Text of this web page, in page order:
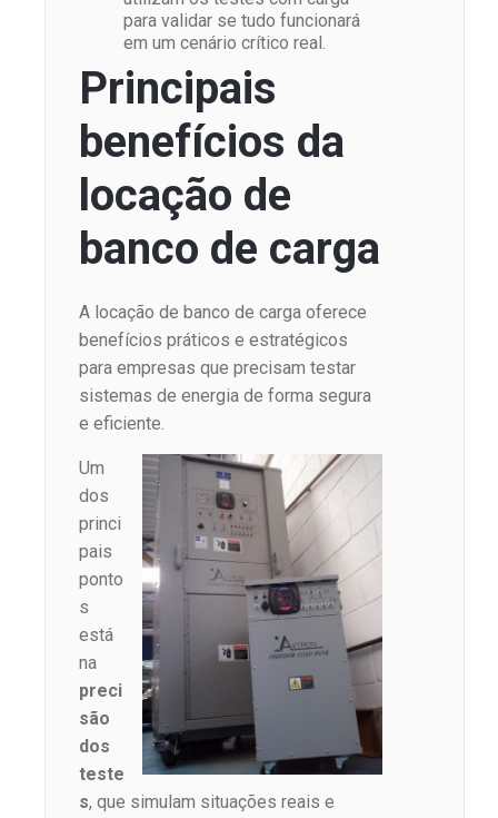
para validar se tudo funcionará
em um cenário crítico real.
Principais
benefícios da
locação de
banco de carga
A locação de banco de carga oferece
benefícios práticos e estratégicos
para empresas que precisam testar
sistemas de energia de forma segura
e eficiente.
Um
dos
princi
pais
ponto
s
está
na
preci
são
dos
teste
s, que simulam situações reais e